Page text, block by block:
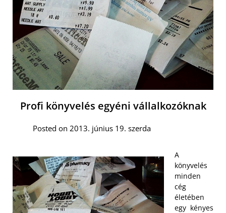
Profi könyvelés egyéni vállalkozóknak
Posted on 2013. június 19. szerda
A
könyvelés
minden
cég
életében
egy kényes